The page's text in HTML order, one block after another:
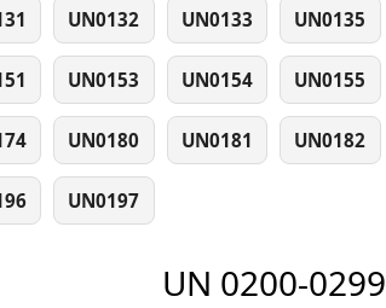
UN0132 UN0133 UN0135
UN0153 UN0154 UN0155
UN0180 UN0181 UN0182
UN0197
UN 0200-0299